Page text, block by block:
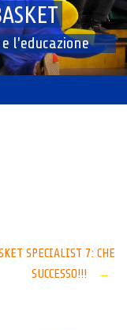
l'educazione
SPECIALIST 7: CHE
SUCCESSO!!!
→